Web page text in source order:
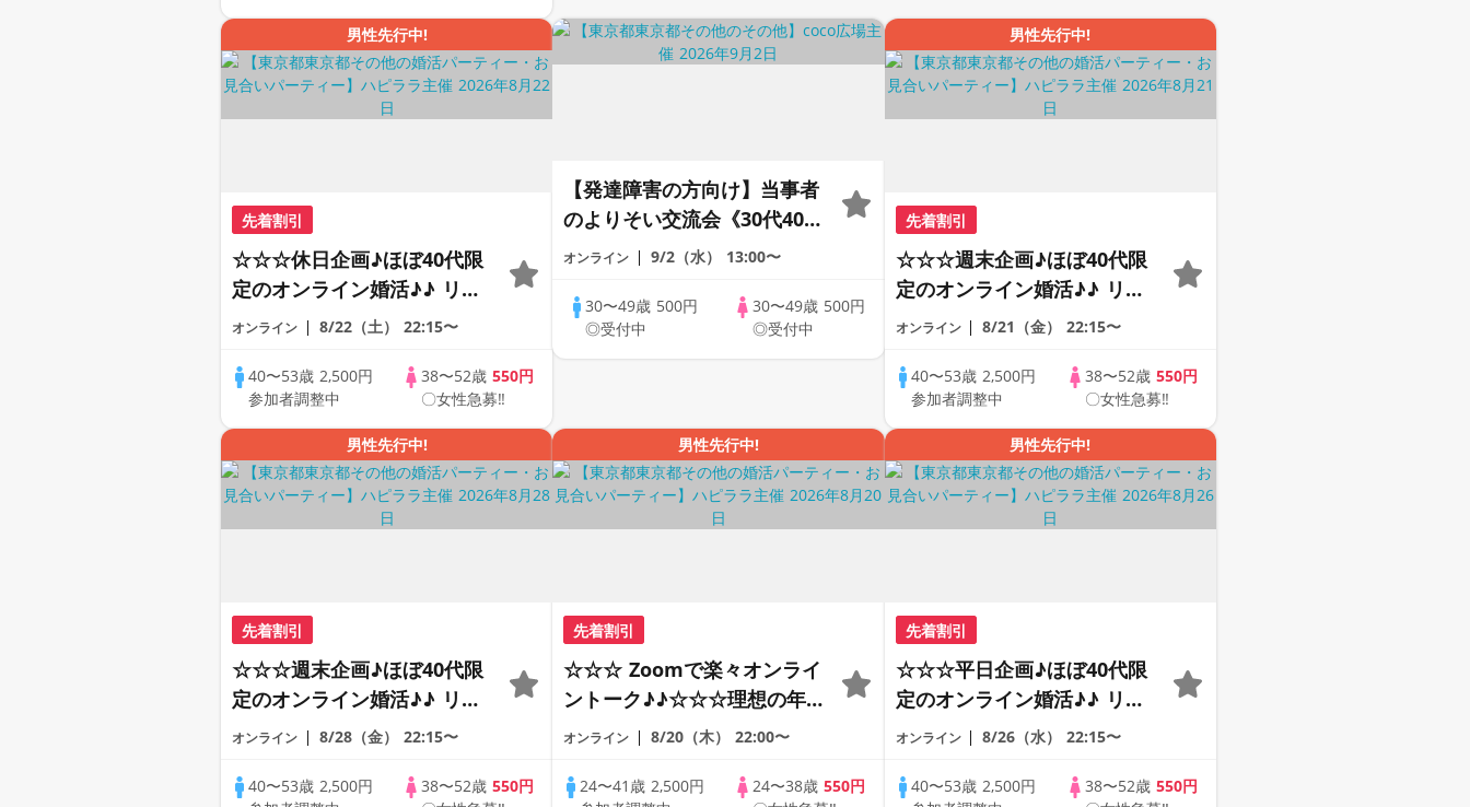
男性先行中!
先着割引
☆☆☆休日企画♪ほぼ40代限
定のオンライン婚活♪♪ リモ
ートの出会い応援♪♪ おうち
の方が対象☆ 司会進行あり
♪♪ THE 43s ONLINE
PARTY!!
オンライン 8/22（土） 22:15〜
40〜53歳 2,500円
参加者調整中
38〜52歳 550円
〇女性急募‼
【発達障害の方向け】当事者
のよりそい交流会《30代40代
限定》＠オンライン
オンライン 9/2（水） 13:00〜
30〜49歳 500円
◎受付中
30〜49歳 500円
◎受付中
男性先行中!
先着割引
☆☆☆週末企画♪ほぼ40代限
定のオンライン婚活♪♪ リモ
ートの出会い応援♪♪ おうち
の方が対象☆ 司会進行あり
♪♪ THE 42s ONLINE
PARTY!!
オンライン 8/21（金） 22:15〜
40〜53歳2,500円
参加者調整中
38〜52歳 550円
〇女性急募‼
男性先行中!
先着割引
☆☆☆週末企画♪ほぼ40代限
定のオンライン婚活♪♪ リモ
ートの出会い応援♪♪ おうち
の方が対象☆ 司会進行あり
オンライン 8/28（金） 22:15〜
40〜53歳 2,500円
38〜52歳 550円
男性先行中!
先着割引
☆☆☆ Zoomで楽々オンライ
ントーク♪♪☆☆☆理想の年の
差♪♪ そろそろ・・・素敵な
アルなオンライン婚活☆全国
オンライン 8/20（木） 22:00〜
24〜41歳 2,500円
24〜38歳550円
男性先行中!
先着割引
☆☆☆平日企画♪ほぼ40代限
定のオンライン婚活♪♪ リモ
ートの出会い応援♪♪ おうち
の方が対象☆ 司会進行あり
オンライン 8/26（水） 22:15〜
40〜53歳2,500円
38〜52歳 550円